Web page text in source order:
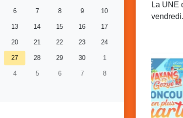
6 7 8 9 10
13 14 15 16 17
20 21 22 23 24
27 28 29 30 1
4 5 6 7 8
La UNE
vendredi.